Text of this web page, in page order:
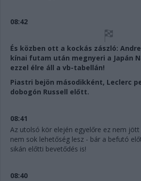
08:42
És közben ott a kockás zászló:
kínai futam után megnyeri a Japán
ezzel élre áll a vb-tabellán!
Piastri bejön másodikként, Leclerc
dobogón Russell előtt.
08:41
Az utolsó kör elején egyelőre ez nem
nem sok lehetőség lesz - bár a befutó
sikán előtti bevetődés is!
08:40